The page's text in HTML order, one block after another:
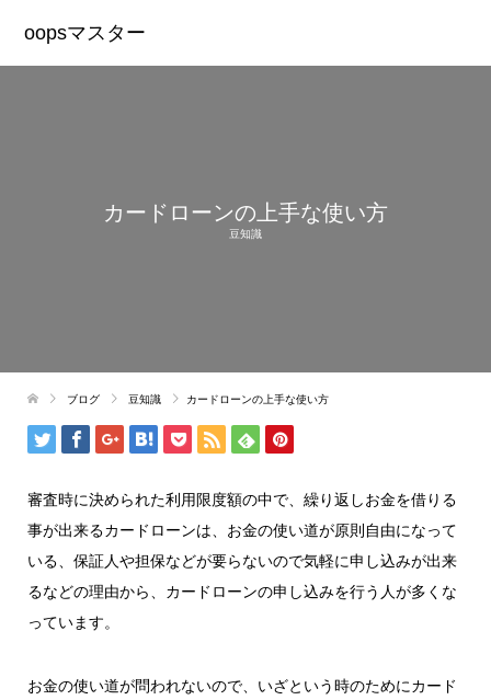
oopsマスター
カードローンの上手な使い方
豆知識
ブログ 豆知識 カードローンの上手な使い方
審査時に決められた利用限度額の中で、繰り返しお金を借りる
事が出来るカードローンは、お金の使い道が原則自由になって
いる、保証人や担保などが要らないので気軽に申し込みが出来
るなどの理由から、カードローンの申し込みを行う人が多くな
っています。
お金の使い道が問われないので、いざという時のためにカード